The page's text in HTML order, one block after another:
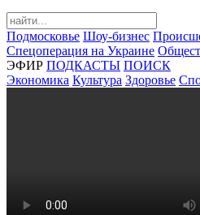
Подмосковье Шоу-бизнес
Спецоперация на Украине
ЭФИР ПОДКАСТЫ ПОИСК
Экономика Культура Здоровье